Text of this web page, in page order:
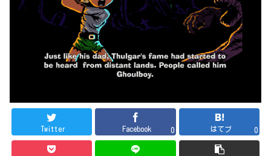
Twitter Facebook 0 はてブ 0